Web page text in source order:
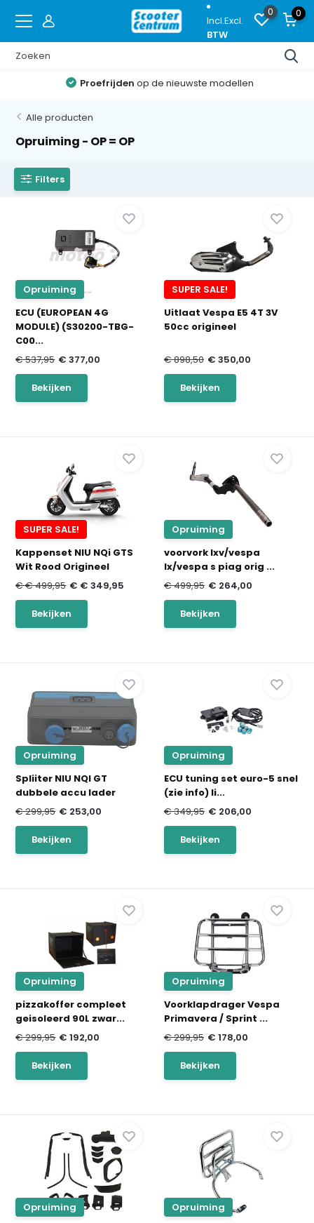
Incl.Excl.
BTW
0 0
Proefrijden op de nieuwste modellen
Alle producten
Opruiming - OP = OP
Filters
Opruiming
ECU (EUROPEAN 4G
MODULE) (S30200-TBG-
C00...
€ 537,95 € 377,00
Bekijken
SUPER SALE!
Uitlaat Vespa E5 4T 3V
50cc origineel
€ 898,50 € 350,00
Bekijken
SUPER SALE!
Kappenset NIU NQi GTS
Wit Rood Origineel
€ € 499,95 € € 349,95
Bekijken
Opruiming
voorvork lxv/vespa
lx/vespa s piag orig ...
€ 499,95 € 264,00
Bekijken
Opruiming
Spliiter NIU NQI GT
dubbele accu lader
€ 299,95 € 253,00
Bekijken
Opruiming
ECU tuning set euro-5 snel
(zie info) li...
€ 349,95 € 206,00
Bekijken
Opruiming
pizzakoffer compleet
geisoleerd 90L zwar...
€ 299,95 € 192,00
Bekijken
Opruiming
Voorklapdrager Vespa
Primavera / Sprint ...
€ 299,95 € 178,00
Bekijken
Opruiming
Opruiming